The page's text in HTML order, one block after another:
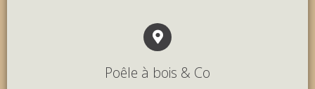
Poêle à bois & Co